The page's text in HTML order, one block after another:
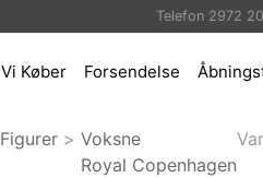
Telefon 2972
Vi Køber Forsendelse
Figurer > Voksne
Royal Copenhagen